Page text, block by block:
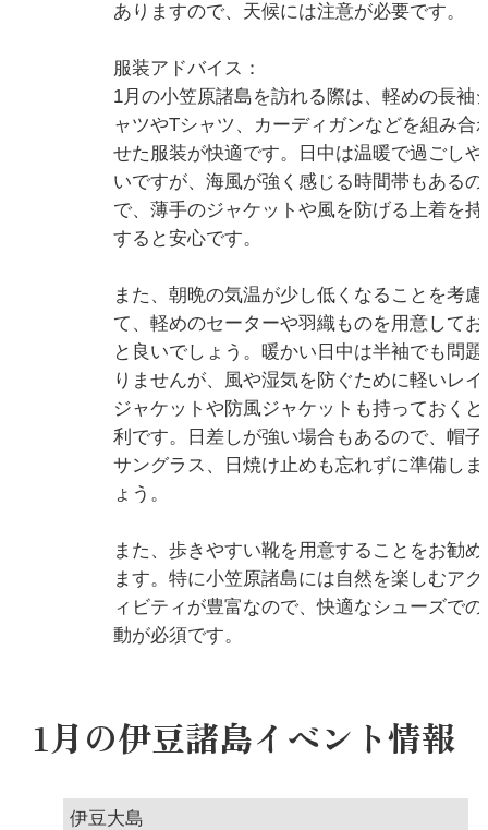
ありますので、天候には注意が必要です。
服装アドバイス：
1月の小笠原諸島を訪れる際は、軽めの長袖
ャツやTシャツ、カーディガンなどを組み合
せた服装が快適です。日中は温暖で過ごしや
いですが、海風が強く感じる時間帯もあるの
で、薄手のジャケットや風を防げる上着を持
すると安心です。
また、朝晩の気温が少し低くなることを考慮
て、軽めのセーターや羽織ものを用意してお
と良いでしょう。暖かい日中は半袖でも問題
りませんが、風や湿気を防ぐために軽いレイ
ジャケットや防風ジャケットも持っておくと
利です。日差しが強い場合もあるので、帽子
サングラス、日焼け止めも忘れずに準備しま
ょう。
また、歩きやすい靴を用意することをお勧め
ます。特に小笠原諸島には自然を楽しむアク
ィビティが豊富なので、快適なシューズでの
動が必須です。
1月の伊豆諸島イベント情報
伊豆大島